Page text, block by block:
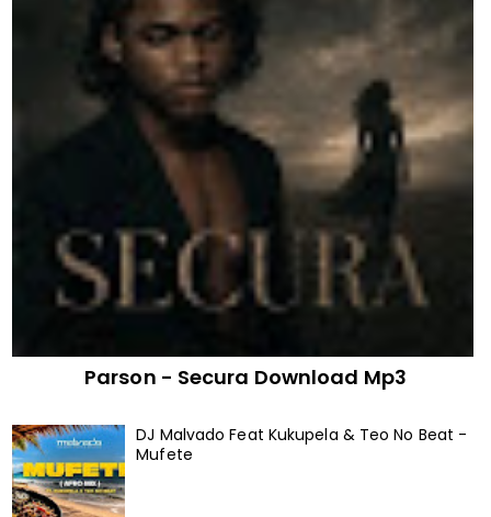
Parson - Secura Download Mp3
DJ Malvado Feat Kukupela & Teo No Beat -
Mufete